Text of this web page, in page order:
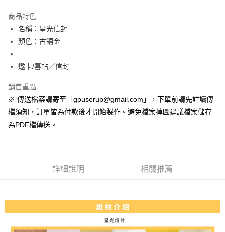
運送方式
全家取貨付款
每筆NT$70
7-11取貨付款
宅配
每筆NT$200，滿NT$2,000(含以上)免運費
便利袋
商品特色
名稱：星光信封
顏色：古銅金
邀卡/喜帖／信封
銷售重點
※ 傳送檔案請寄至「gpuserup@gmail.com」，下單前請先詳讀傳
檔須知，訂單皆為付款後才開始製作。避免檔案掉圖建議檔案儲存
為PDF檔傳送。
詳細說明 相關推薦